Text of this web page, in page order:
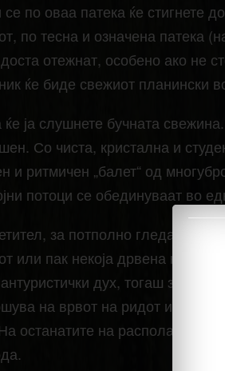
се по оваа патека ќе
по тесна и означена патека
отежнат, особено ако не
ќе биде свежиот планински
ја слушнете бучната
Со чиста, кристална и
и ритмичен „балет“ од
потоци се обединуваат во
за потполно гледање и
или пак некоја дрвена клупа
дух, тогаш за вас
на врвот на ридот и каде
останатите на располагање